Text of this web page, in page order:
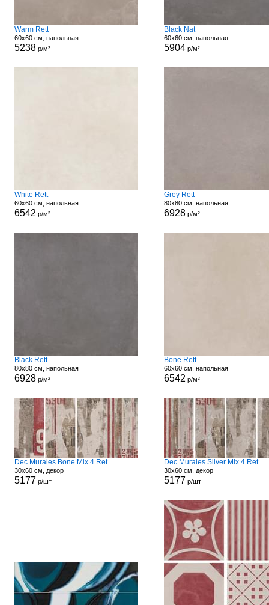
Warm Rett
60x60 см, напольная
5238р/м²
Black Nat
60x60 см, напольная
5904р/м²
White Rett
60x60 см, напольная
6542 р/м²
Grey Rett
80x80 см, напольная
6928р/м²
Black Rett
80x80 см, напольная
6928р/м²
Bone Rett
60x60 см, напольная
6542 р/м²
Dec Murales Bone Mix 4 Ret
30x60 см, декор
5177 р/шт
Dec Murales Silver Mix 4 Ret
30x60 см, декор
5177 р/шт